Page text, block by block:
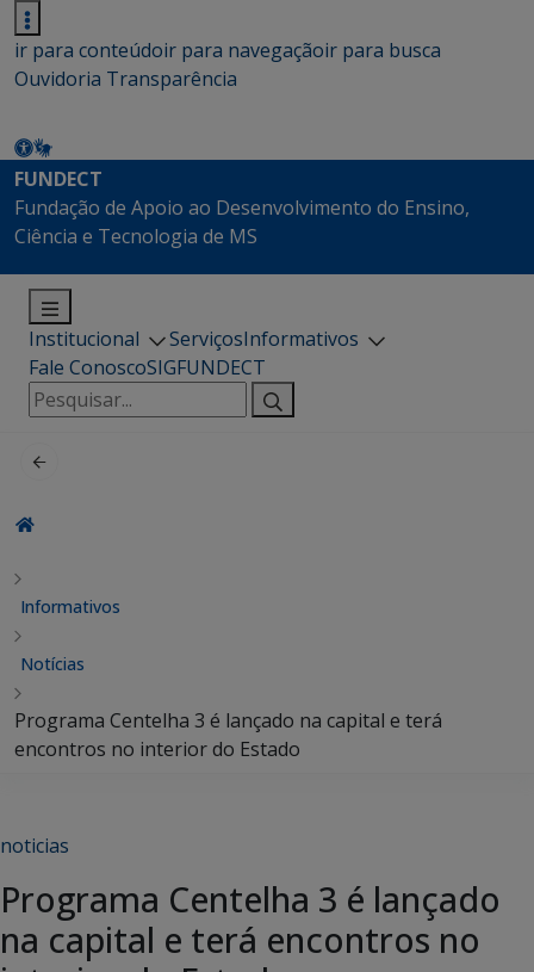
ir para conteúdoir para navegaçãoir para busca
Ouvidoria Transparência
FUNDECT
Fundação de Apoio ao Desenvolvimento do Ensino,
Ciência e Tecnologia de MS
Institucional ServiçosInformativos
Fale ConoscoSIGFUNDECT
Pesquisar
por:
Informativos
Notícias
Programa Centelha 3 é lançado na capital e terá
encontros no interior do Estado
noticias
Programa Centelha 3 é lançado
na capital e terá encontros no